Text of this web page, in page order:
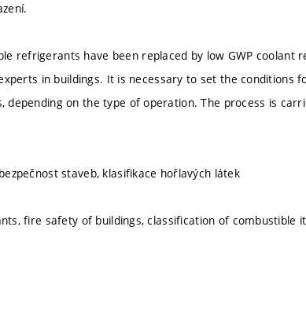
refrigerants have been replaced by low GWP coolant
in buildings. It is necessary to set the conditions
on the type of operation. The process is
staveb, klasifikace hořlavých látek
fire safety of buildings, classification of combustible